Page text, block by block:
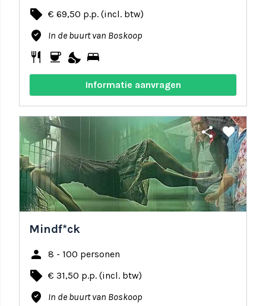
local_offer € 69,50 p.p. (incl. btw)
where_to_vote In de buurt van Boskoop
restaurant coffee nights_stay bed
Informatie aanvragen
share favorite
Mindf*ck
person 8 - 100 personen
local_offer € 31,50 p.p. (incl. btw)
where_to_vote In de buurt van Boskoop